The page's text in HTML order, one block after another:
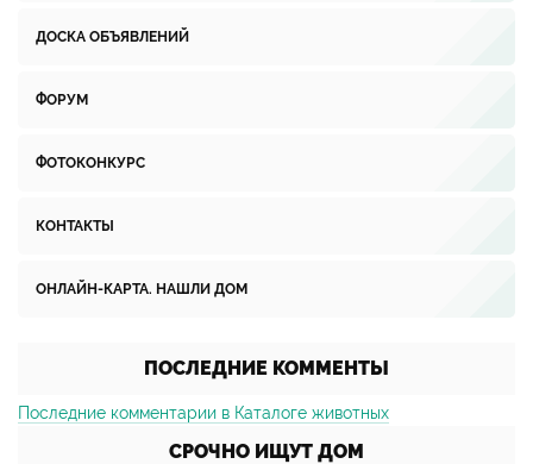
ДОСКА ОБЪЯВЛЕНИЙ
ФОРУМ
ФОТОКОНКУРС
КОНТАКТЫ
ОНЛАЙН-КАРТА. НАШЛИ ДОМ
ПОСЛЕДНИЕ КОММЕНТЫ
Последние комментарии в Каталоге животных
СРОЧНО ИЩУТ ДОМ